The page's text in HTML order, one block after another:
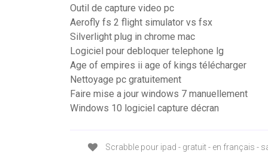
Outil de capture video pc
Aerofly fs 2 flight simulator vs fsx
Silverlight plug in chrome mac
Logiciel pour debloquer telephone lg
Age of empires ii age of kings télécharger
Nettoyage pc gratuitement
Faire mise a jour windows 7 manuellement
Windows 10 logiciel capture décran
Scrabble pour ipad - gratuit - en français -